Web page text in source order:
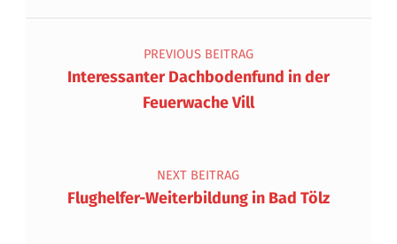
Beitragsnavigation
PREVIOUS BEITRAG
Interessanter Dachbodenfund in der
Feuerwache Vill
NEXT BEITRAG
Flughelfer-Weiterbildung in Bad Tölz